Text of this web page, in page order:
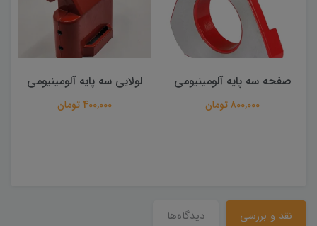
صفحه سه پایه آلومینیومی
800,000 تومان
لولایی سه پایه آلومینیومی
400,000 تومان
نقد و بررسی دیدگاه‌ها